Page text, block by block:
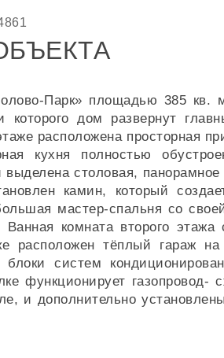
Парк» площадью 385 кв.
дом развернут
расположена просторная
кухня полностью
столовая, панорамное
камин, который
мастер-спальня со
комната второго
расположен тёплый гараж
систем
функционирует газопровод-
и дополнительно